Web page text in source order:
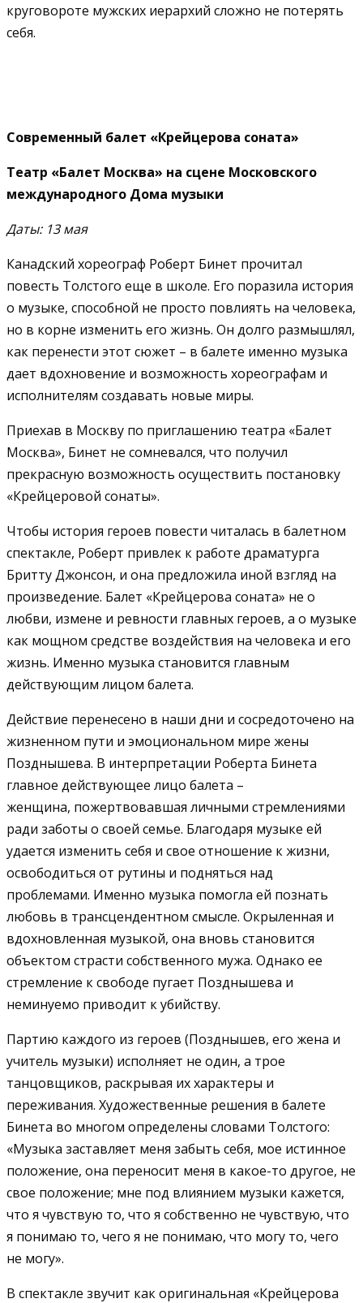
круговороте мужских иерархий сложно не потерять
себя.
Современный балет «Крейцерова соната»
Театр «Балет Москва» на сцене Московского
международного Дома музыки
Даты: 13 мая
Канадский хореограф Роберт Бинет прочитал
повесть Толстого еще в школе. Его поразила история
о музыке, способной не просто повлиять на человека,
но в корне изменить его жизнь. Он долго размышлял,
как перенести этот сюжет – в балете именно музыка
дает вдохновение и возможность хореографам и
исполнителям создавать новые миры.
Приехав в Москву по приглашению театра «Балет
Москва», Бинет не сомневался, что получил
прекрасную возможность осуществить постановку
«Крейцеровой сонаты».
Чтобы история героев повести читалась в балетном
спектакле, Роберт привлек к работе драматурга
Бритту Джонсон, и она предложила иной взгляд на
произведение. Балет «Крейцерова соната» не о
любви, измене и ревности главных героев, а о музыке
как мощном средстве воздействия на человека и его
жизнь. Именно музыка становится главным
действующим лицом балета.
Действие перенесено в наши дни и сосредоточено на
жизненном пути и эмоциональном мире жены
Позднышева. В интерпретации Роберта Бинета
главное действующее лицо балета –
женщина, пожертвовавшая личными стремлениями
ради заботы о своей семье. Благодаря музыке ей
удается изменить себя и свое отношение к жизни,
освободиться от рутины и подняться над
проблемами. Именно музыка помогла ей познать
любовь в трансцендентном смысле. Окрыленная и
вдохновленная музыкой, она вновь становится
объектом страсти собственного мужа. Однако ее
стремление к свободе пугает Позднышева и
неминуемо приводит к убийству.
Партию каждого из героев (Позднышев, его жена и
учитель музыки) исполняет не один, а трое
танцовщиков, раскрывая их характеры и
переживания. Художественные решения в балете
Бинета во многом определены словами Толстого:
«Музыка заставляет меня забыть себя, мое истинное
положение, она переносит меня в какое-то другое, не
свое положение; мне под влиянием музыки кажется,
что я чувствую то, что я собственно не чувствую, что
я понимаю то, чего я не понимаю, что могу то, чего
не могу».
В спектакле звучит как оригинальная «Крейцерова